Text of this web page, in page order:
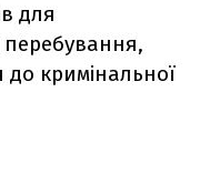
для
перебування,
кримінальної